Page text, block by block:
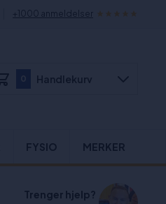
+1000 anmeldelser
Handlekurv
FYSIO MERKER
Trenger hjelp?